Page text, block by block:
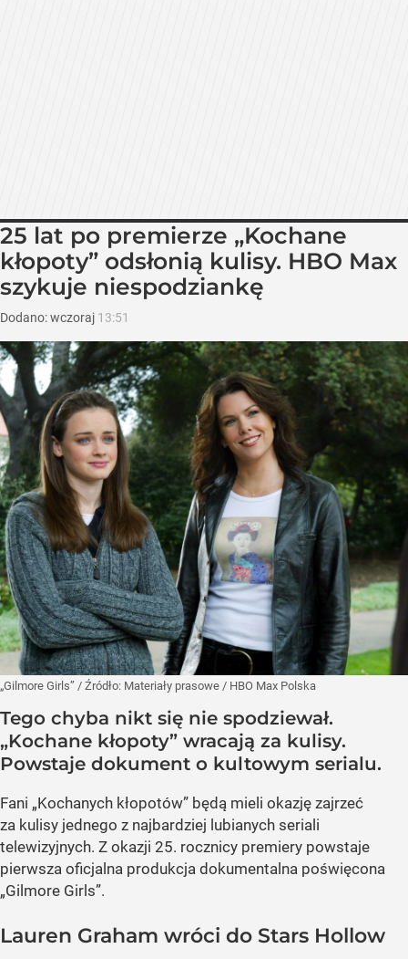
25 lat po premierze „Kochane
kłopoty” odsłonią kulisy. HBO Max
szykuje niespodziankę
Dodano:wczoraj 13:51
„Gilmore Girls” / Źródło: Materiały prasowe / HBO Max Polska
Tego chyba nikt się nie spodziewał.
„Kochane kłopoty” wracają za kulisy.
Powstaje dokument o kultowym serialu.
Fani „Kochanych kłopotów” będą mieli okazję zajrzeć
za kulisy jednego z najbardziej lubianych seriali
telewizyjnych. Z okazji 25. rocznicy premiery powstaje
pierwsza oficjalna produkcja dokumentalna poświęcona
„Gilmore Girls”.
Lauren Graham wróci do Stars Hollow